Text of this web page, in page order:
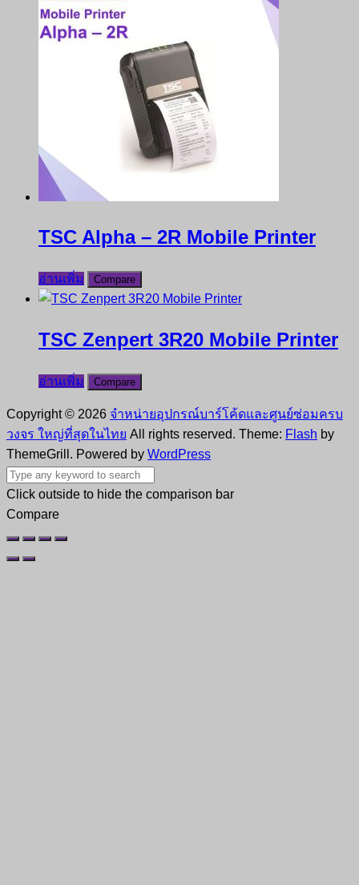
TSC Alpha – 2R Mobile Printer
อ่านเพิ่ม Compare
TSC Zenpert 3R20 Mobile Printer
อ่านเพิ่ม Compare
Copyright © 2026 จำหน่ายอุปกรณ์บาร์โค้ดและศูนย์ซ่อมครบ
วงจร ใหญ่ที่สุดในไทย All rights reserved. Theme: Flash by
ThemeGrill. Powered by WordPress
Click outside to hide the comparison bar
Compare